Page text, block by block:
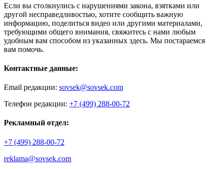
Если вы столкнулись с нарушениями закона, взятками или
другой несправедливостью, хотите сообщить важную
информацию, поделиться видео или другими материалами,
требующими общего внимания, свяжитесь с нами любым
удобным вам способом из указанных здесь. Мы постараемся
вам помочь.
Контактные данные:
Email редакции: sovsek@sovsek.com
Телефон редакции: +7 (499) 288-00-72
Рекламный отдел:
+7 (499) 288-00-72
reklama@sovsek.com